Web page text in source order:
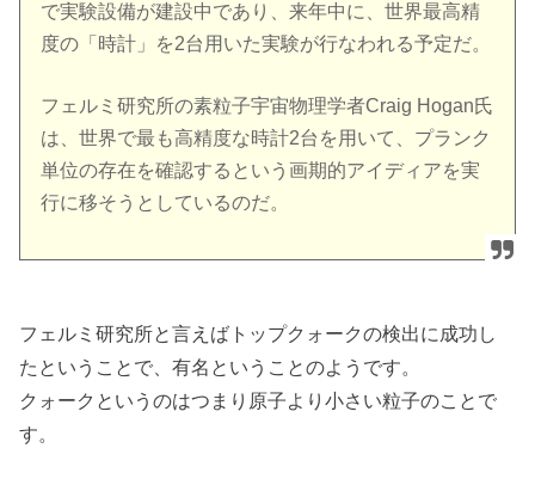
で実験設備が建設中であり、来年中に、世界最高精
度の「時計」を2台用いた実験が行なわれる予定だ。
フェルミ研究所の素粒子宇宙物理学者Craig Hogan氏
は、世界で最も高精度な時計2台を用いて、プランク
単位の存在を確認するという画期的アイディアを実
行に移そうとしているのだ。
フェルミ研究所と言えばトップクォークの検出に成功し
たということで、有名ということのようです。
クォークというのはつまり原子より小さい粒子のことで
す。